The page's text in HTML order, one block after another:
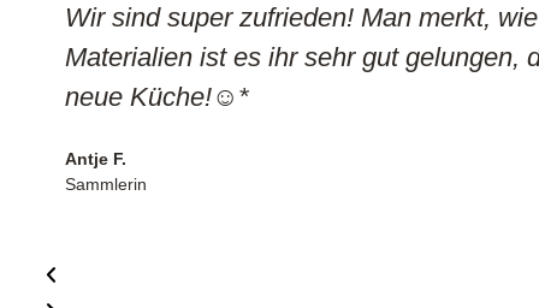
Wir sind super zufrieden! Man merkt,
Materialien ist es ihr sehr gut gelungen,
neue Küche!☺️*
Antje F.
Sammlerin